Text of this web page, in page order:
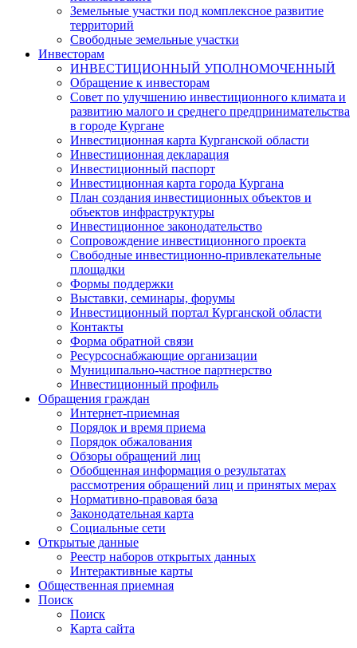
Земельные участки под комплексное развитие
территорий
Свободные земельные участки
Инвесторам
ИНВЕСТИЦИОННЫЙ УПОЛНОМОЧЕННЫЙ
Обращение к инвесторам
Совет по улучшению инвестиционного климата и
развитию малого и среднего предпринимательства
в городе Кургане
Инвестиционная карта Курганской области
Инвестиционная декларация
Инвестиционный паспорт
Инвестиционная карта города Кургана
План создания инвестиционных объектов и
объектов инфраструктуры
Инвестиционное законодательство
Сопровождение инвестиционного проекта
Свободные инвестиционно-привлекательные
площадки
Формы поддержки
Выставки, семинары, форумы
Инвестиционный портал Курганской области
Контакты
Форма обратной связи
Ресурсоснабжающие организации
Муниципально-частное партнерство
Инвестиционный профиль
Обращения граждан
Интернет-приемная
Порядок и время приема
Порядок обжалования
Обзоры обращений лиц
Обобщенная информация о результатах
рассмотрения обращений лиц и принятых мерах
Нормативно-правовая база
Законодательная карта
Социальные сети
Открытые данные
Реестр наборов открытых данных
Интерактивные карты
Общественная приемная
Поиск
Поиск
Карта сайта